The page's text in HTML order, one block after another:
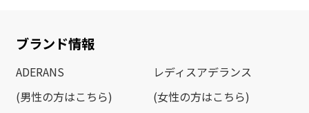
ブランド情報
ADERANS
(男性の方はこちら)
レディスアデランス
(女性の方はこちら)